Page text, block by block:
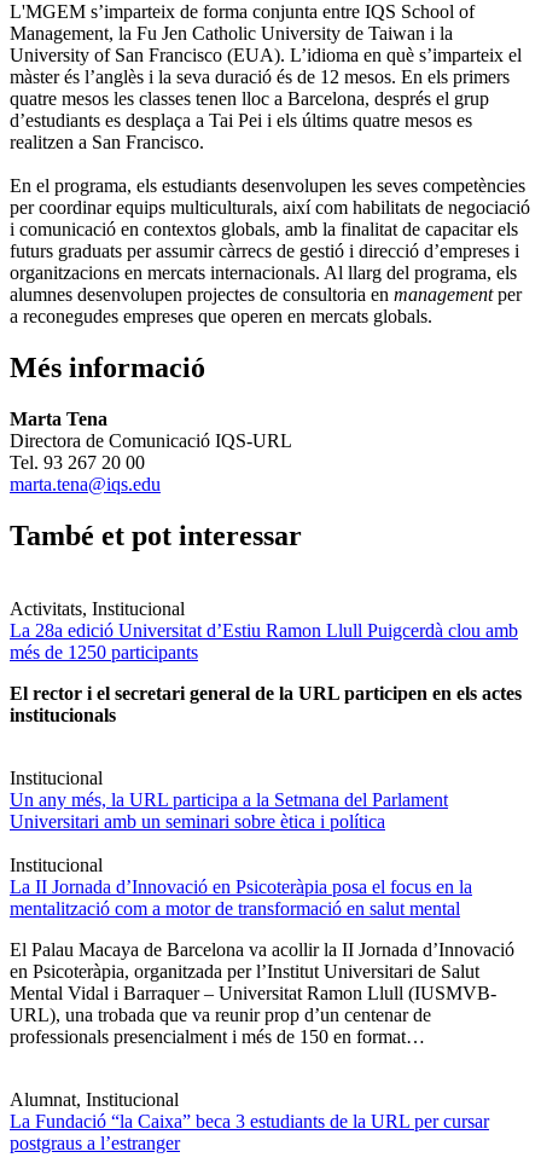
L'MGEM s’imparteix de forma conjunta entre IQS School of
Management, la Fu Jen Catholic University de Taiwan i la
University of San Francisco (EUA). L’idioma en què s’imparteix el
màster és l’anglès i la seva duració és de 12 mesos. En els primers
quatre mesos les classes tenen lloc a Barcelona, després el grup
d’estudiants es desplaça a Tai Pei i els últims quatre mesos es
realitzen a San Francisco.
En el programa, els estudiants desenvolupen les seves competències
per coordinar equips multiculturals, així com habilitats de negociació
i comunicació en contextos globals, amb la finalitat de capacitar els
futurs graduats per assumir càrrecs de gestió i direcció d’empreses i
organitzacions en mercats internacionals. Al llarg del programa, els
alumnes desenvolupen projectes de consultoria en managementper
a reconegudes empreses que operen en mercats globals.
Més informació
Marta Tena
Directora de Comunicació IQS-URL
Tel. 93 267 20 00
marta.tena@iqs.edu
També et pot interessar
Activitats, Institucional
La 28a edició Universitat d’Estiu Ramon Llull Puigcerdà clou amb
més de 1250 participants
El rector i el secretari general de la URL participen en els actes
institucionals
Institucional
Un any més, la URL participa a la Setmana del Parlament
Universitari amb un seminari sobre ètica i política
Institucional
La II Jornada d’Innovació en Psicoteràpia posa el focus en la
mentalització com a motor de transformació en salut mental
El Palau Macaya de Barcelona va acollir la II Jornada d’Innovació
en Psicoteràpia, organitzada per l’Institut Universitari de Salut
Mental Vidal i Barraquer – Universitat Ramon Llull (IUSMVB-
URL), una trobada que va reunir prop d’un centenar de
professionals presencialment i més de 150 en format…
Alumnat, Institucional
La Fundació “la Caixa” beca 3 estudiants de la URL per cursar
postgraus a l’estranger